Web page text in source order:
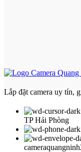
Lắp đặt camera uy tín,
TP Hải Phòng